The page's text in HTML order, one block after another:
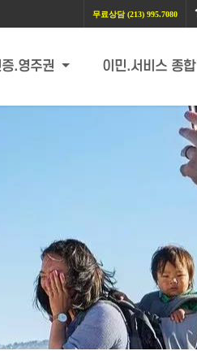
무료상담 (213) 995.7080
.영주권 이민.서비스 종합